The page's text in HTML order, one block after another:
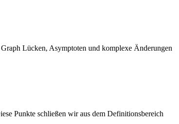
Lücken, Asymptoten und komplexe Änderungen
Punkte schließen wir aus dem Definitionsbereich